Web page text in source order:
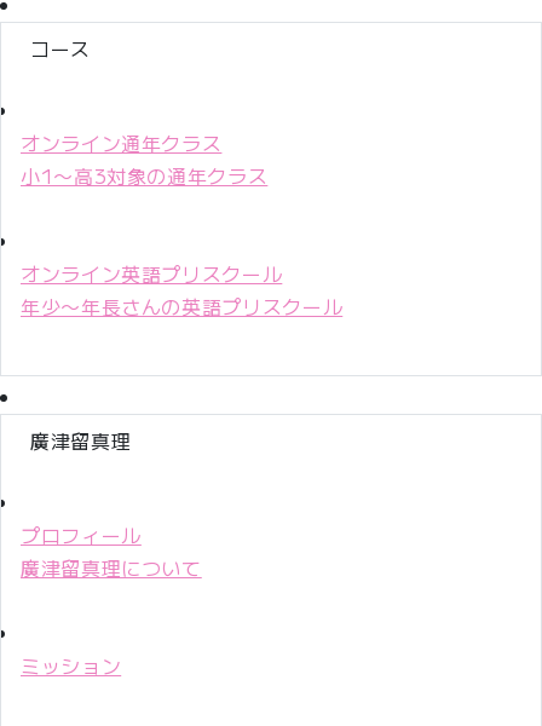
コース
オンライン通年クラス
小1〜高3対象の通年クラス
オンライン英語プリスクール
年少〜年長さんの英語プリスクール
廣津留真理
プロフィール
廣津留真理について
ミッション